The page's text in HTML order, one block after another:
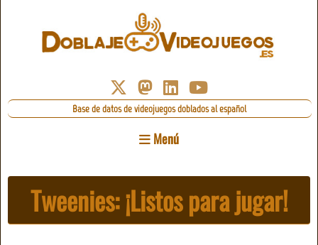
Base de datos de videojuegos doblados al español
Menú
Tweenies: ¡Listos para jugar!